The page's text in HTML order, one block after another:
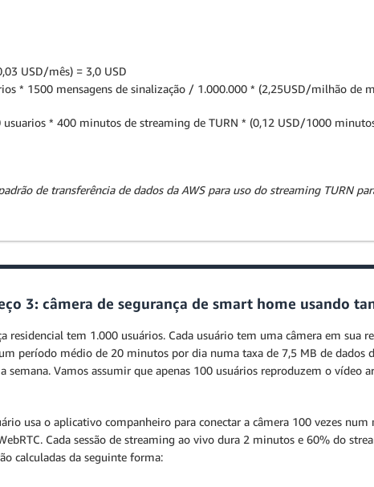
USD/mês) = 3,0 USD
* 1500 mensagens de sinalização / 1.000.000 * (2,25USD/milhão de
* 400 minutos de streaming de TURN * (0,12 USD/1000
de transferência de dados da AWS para uso do streaming TURN
3: câmera de segurança de smart home usando
residencial tem 1.000 usuários. Cada usuário tem uma câmera em
período médio de 20 minutos por dia numa taxa de 7,5 MB de dados
Vamos assumir que apenas 100 usuários reproduzem o vídeo
usa o aplicativo companheiro para conectar a câmera 100 vezes
Cada sessão de streaming ao vivo dura 2 minutos e 60% do
calculadas da seguinte forma: